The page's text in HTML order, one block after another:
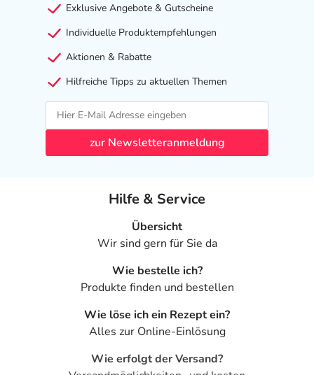
Exklusive Angebote & Gutscheine
Individuelle Produktempfehlungen
Aktionen & Rabatte
Hilfreiche Tipps zu aktuellen Themen
zur Newsletteranmeldung
Hilfe & Service
Übersicht
Wir sind gern für Sie da
Wie bestelle ich?
Produkte finden und bestellen
Wie löse ich ein Rezept ein?
Alles zur Online-Einlösung
Wie erfolgt der Versand?